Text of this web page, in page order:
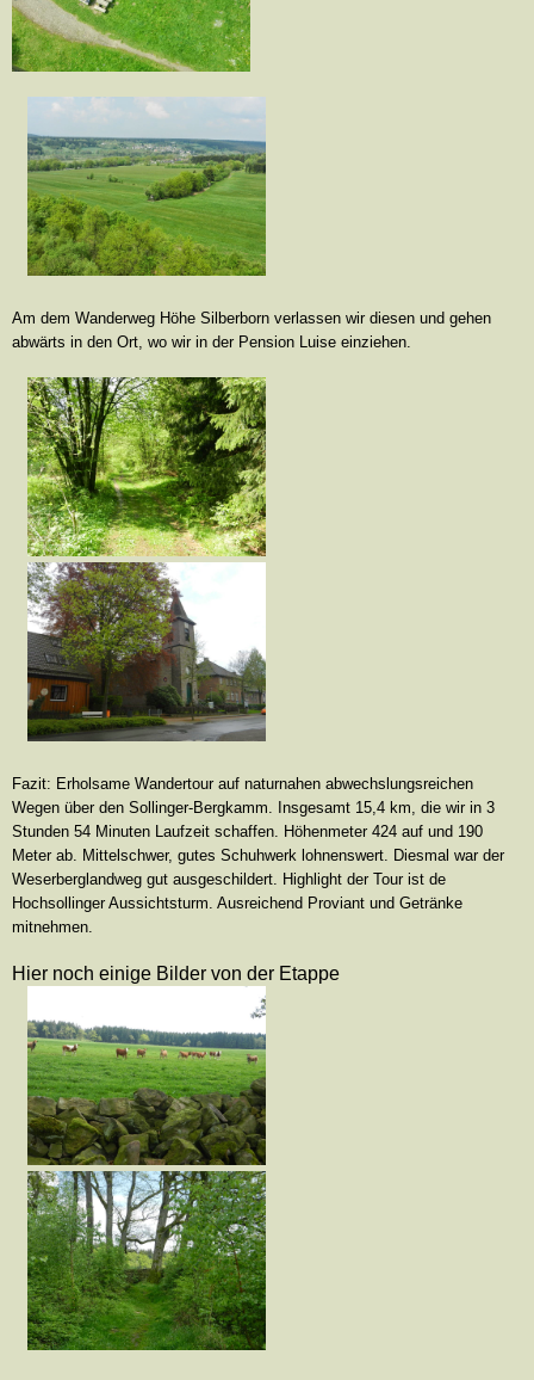
Am dem Wanderweg Höhe Silberborn verlassen wir diesen und gehen
abwärts in den Ort, wo wir in der Pension Luise einziehen.
Fazit: Erholsame Wandertour auf naturnahen abwechslungsreichen
Wegen über den Sollinger-Bergkamm. Insgesamt 15,4 km, die wir in 3
Stunden 54 Minuten Laufzeit schaffen. Höhenmeter 424 auf und 190
Meter ab. Mittelschwer, gutes Schuhwerk lohnenswert. Diesmal war der
Weserberglandweg gut ausgeschildert. Highlight der Tour ist de
Hochsollinger Aussichtsturm. Ausreichend Proviant und Getränke
mitnehmen.
Hier noch einige Bilder von der Etappe